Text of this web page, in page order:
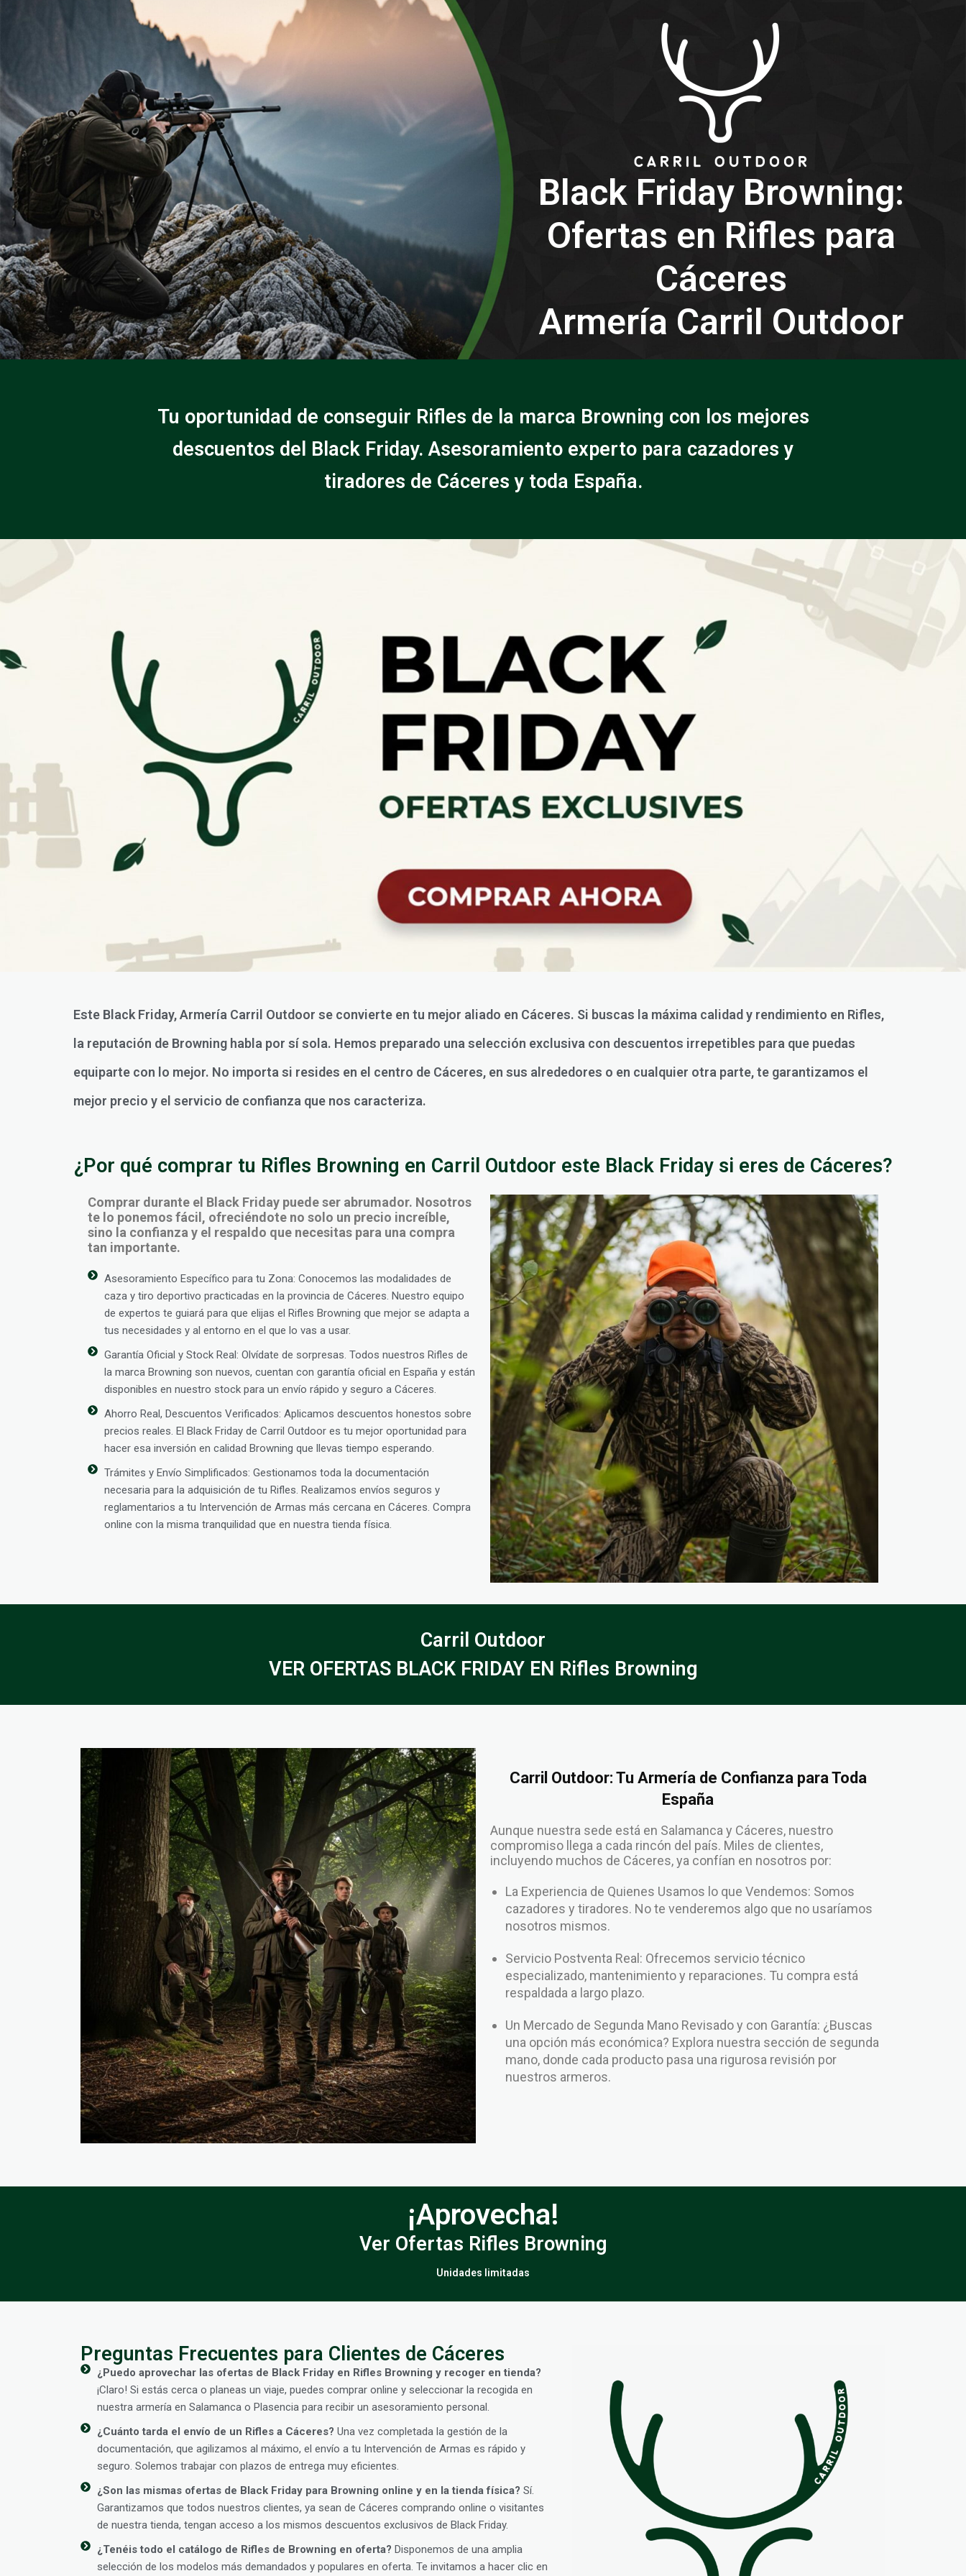
Black Friday Browning:
Ofertas en Rifles para
Cáceres
Armería Carril Outdoor
Tu oportunidad de conseguir Rifles de la marca Browning con los mejores
descuentos del Black Friday. Asesoramiento experto para cazadores y
tiradores de Cáceres y toda España.
Este Black Friday, Armería Carril Outdoor se convierte en tu mejor aliado en Cáceres. Si buscas la máxima calidad y rendimiento en Rifles,
la reputación de Browning habla por sí sola. Hemos preparado una selección exclusiva con descuentos irrepetibles para que puedas
equiparte con lo mejor. No importa si resides en el centro de Cáceres, en sus alrededores o en cualquier otra parte, te garantizamos el
mejor precio y el servicio de confianza que nos caracteriza.
¿Por qué comprar tu Rifles Browning en Carril Outdoor este Black Friday si eres de Cáceres?
Comprar durante el Black Friday puede ser abrumador. Nosotros
te lo ponemos fácil, ofreciéndote no solo un precio increíble,
sino la confianza y el respaldo que necesitas para una compra
tan importante.
Asesoramiento Específico para tu Zona: Conocemos las modalidades de
caza y tiro deportivo practicadas en la provincia de Cáceres. Nuestro equipo
de expertos te guiará para que elijas el Rifles Browning que mejor se adapta a
tus necesidades y al entorno en el que lo vas a usar.
Garantía Oficial y Stock Real: Olvídate de sorpresas. Todos nuestros Rifles de
la marca Browning son nuevos, cuentan con garantía oficial en España y están
disponibles en nuestro stock para un envío rápido y seguro a Cáceres.
Ahorro Real, Descuentos Verificados: Aplicamos descuentos honestos sobre
precios reales. El Black Friday de Carril Outdoor es tu mejor oportunidad para
hacer esa inversión en calidad Browning que llevas tiempo esperando.
Trámites y Envío Simplificados: Gestionamos toda la documentación
necesaria para la adquisición de tu Rifles. Realizamos envíos seguros y
reglamentarios a tu Intervención de Armas más cercana en Cáceres. Compra
online con la misma tranquilidad que en nuestra tienda física.
Carril Outdoor
VER OFERTAS BLACK FRIDAY EN Rifles Browning
Carril Outdoor: Tu Armería de Confianza para Toda
España
Aunque nuestra sede está en Salamanca y Cáceres, nuestro
compromiso llega a cada rincón del país. Miles de clientes,
incluyendo muchos de Cáceres, ya confían en nosotros por:
La Experiencia de Quienes Usamos lo que Vendemos: Somos
cazadores y tiradores. No te venderemos algo que no usaríamos
nosotros mismos.
Servicio Postventa Real: Ofrecemos servicio técnico
especializado, mantenimiento y reparaciones. Tu compra está
respaldada a largo plazo.
Un Mercado de Segunda Mano Revisado y con Garantía: ¿Buscas
una opción más económica? Explora nuestra sección de segunda
mano, donde cada producto pasa una rigurosa revisión por
nuestros armeros.
¡Aprovecha!
Ver Ofertas Rifles Browning
Unidades limitadas
Preguntas Frecuentes para Clientes de Cáceres
¿Puedo aprovechar las ofertas de Black Friday en Rifles Browning y recoger en tienda?
¡Claro! Si estás cerca o planeas un viaje, puedes comprar online y seleccionar la recogida en
nuestra armería en Salamanca o Plasencia para recibir un asesoramiento personal.
¿Cuánto tarda el envío de un Rifles a Cáceres? Una vez completada la gestión de la
documentación, que agilizamos al máximo, el envío a tu Intervención de Armas es rápido y
seguro. Solemos trabajar con plazos de entrega muy eficientes.
¿Son las mismas ofertas de Black Friday para Browning online y en la tienda física? Sí.
Garantizamos que todos nuestros clientes, ya sean de Cáceres comprando online o visitantes
de nuestra tienda, tengan acceso a los mismos descuentos exclusivos de Black Friday.
¿Tenéis todo el catálogo de Rifles de Browning en oferta? Disponemos de una amplia
selección de los modelos más demandados y populares en oferta. Te invitamos a hacer clic en